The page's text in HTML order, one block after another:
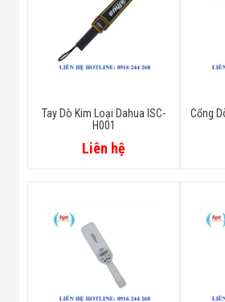
Bottom Panel
Aviation power
each side
Bottom Panel
Network Port
RJ-45, 1 on
CE-EMC:
Tay Dò Kim Loại Dahua ISC-
H001
Liên hệ
Cổng